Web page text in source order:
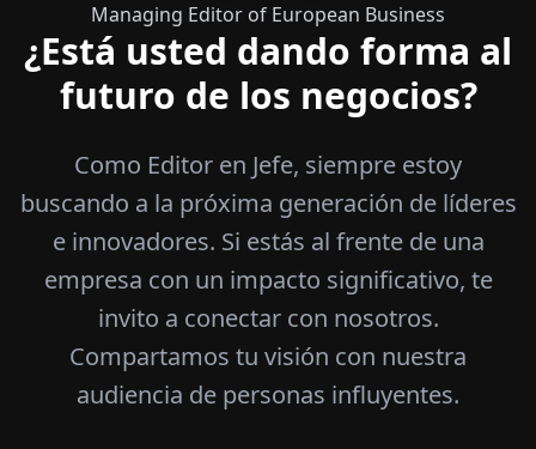
Managing Editor of European Business
¿Está usted dando forma al
futuro de los negocios?
Como Editor en Jefe, siempre estoy
buscando a la próxima generación de líderes
e innovadores. Si estás al frente de una
empresa con un impacto significativo, te
invito a conectar con nosotros.
Compartamos tu visión con nuestra
audiencia de personas influyentes.